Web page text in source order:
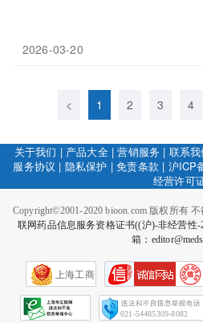
2026-03-20
< 1 2 3 4
关于我们 | 产品大全|营销服务 | 联系我
服务协议 | 隐私保护 |免责条款 | 沪ICP
经营许可
Copyright©2001-2020 bioon.com 版权所有
联网药品信息服务资格证书((沪)-非经营性-
箱：
上海工商
021-54485309-8082